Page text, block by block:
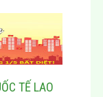
TẾ LAO